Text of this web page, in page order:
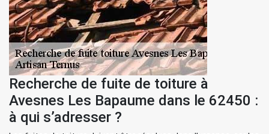
Recherche de fuite de toiture à
Avesnes Les Bapaume dans le 62450 :
à qui s’adresser ?